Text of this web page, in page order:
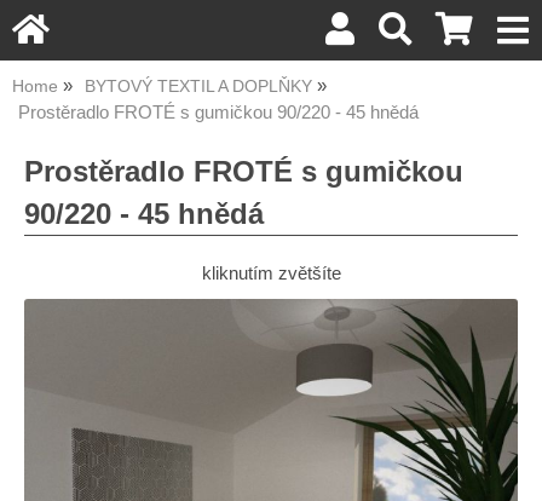
Home BYTOVÝ TEXTIL A DOPLŇKY
Prostěradlo FROTÉ s gumičkou 90/220 - 45 hnědá
Prostěradlo FROTÉ s gumičkou
90/220 - 45 hnědá
kliknutím zvětšíte